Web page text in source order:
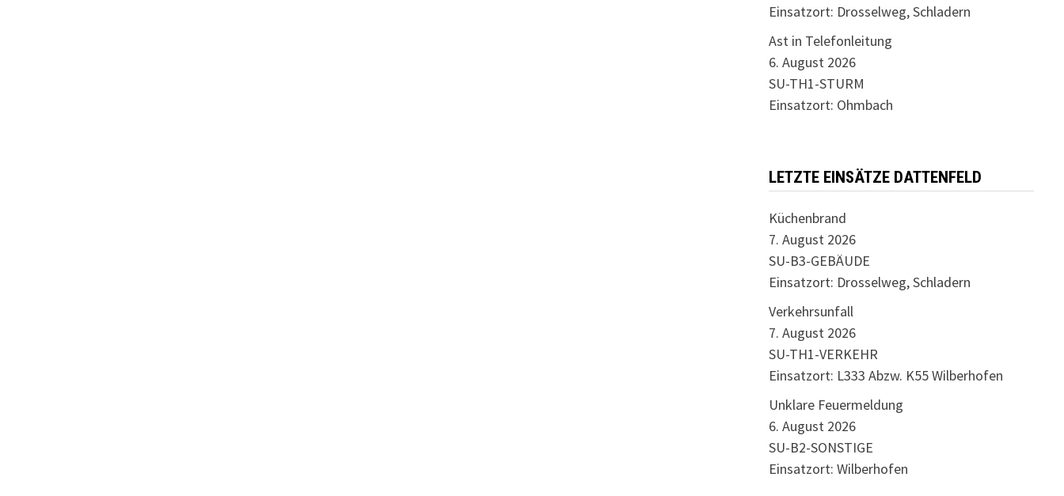
Einsatzort: Drosselweg, Schladern
Ast in Telefonleitung
6. August 2026
SU-TH1-STURM
Einsatzort: Ohmbach
LETZTE EINSÄTZE DATTENFELD
Küchenbrand
7. August 2026
SU-B3-GEBÄUDE
Einsatzort: Drosselweg, Schladern
Verkehrsunfall
7. August 2026
SU-TH1-VERKEHR
Einsatzort: L333 Abzw. K55 Wilberhofen
Unklare Feuermeldung
6. August 2026
SU-B2-SONSTIGE
Einsatzort: Wilberhofen